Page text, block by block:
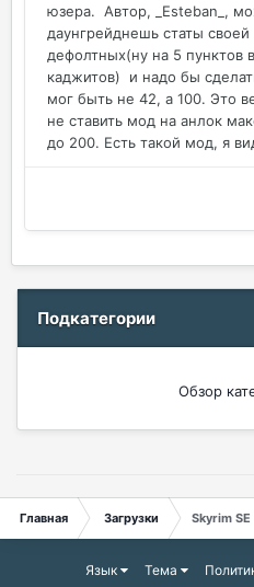
юзера. Автор, _Esteban_,
даунгрейднешь статы
дефолтных(ну на 5
каджитов) и надо бы
мог быть не 42, а 100. Это
не ставить мод на анлок
до 200. Есть такой мод, я
Подкатегории
Обзор
Главная Загрузки Skyrim SE
Язык Тема